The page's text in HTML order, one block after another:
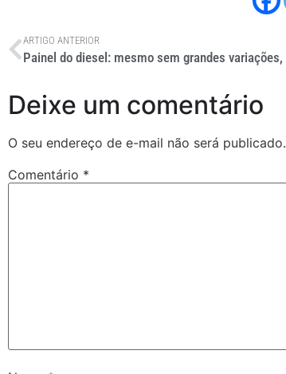
ARTIGO ANTERIOR
Deixe um comentário
O seu endereço de e-mail não será publicado.
Comentário *